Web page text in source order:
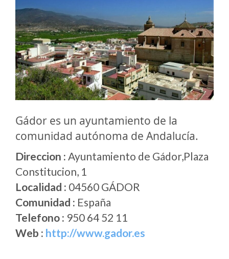
Gádor es un ayuntamiento de la
comunidad autónoma de Andalucía.
Direccion : Ayuntamiento de Gádor,Plaza
Constitucion, 1
Localidad : 04560 GÁDOR
Comunidad : España
Telefono : 950 64 52 11
Web : http://www.gador.es